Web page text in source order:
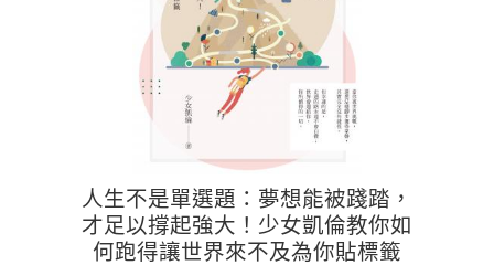
人生不是單選題：夢想能被踐踏，
才足以撐起強大！少女凱倫教你如
何跑得讓世界來不及為你貼標籤